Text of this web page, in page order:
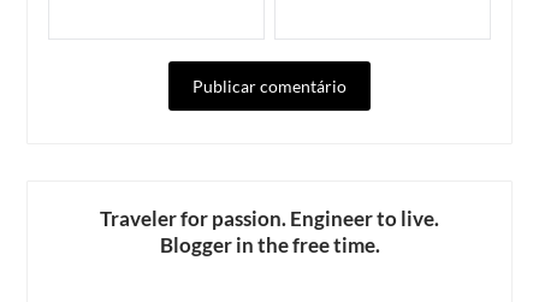
Traveler for passion. Engineer to live.
Blogger in the free time.